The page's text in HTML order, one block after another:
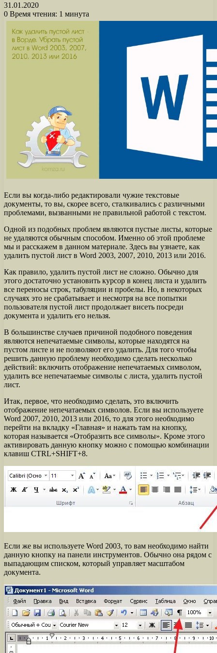
31.01.2020
0 Время чтения: 1 минута
Если вы когда-либо редактировали чужие текстовые
документы, то вы, скорее всего, сталкивались с различными
проблемами, вызванными не правильной работой с текстом.
Одной из подобных проблем являются пустые листы, которые
не удаляются обычным способом. Именно об этой проблеме
мы и расскажем в данном материале. Здесь вы узнаете, как
удалить пустой лист в Word 2003, 2007, 2010, 2013 или 2016.
Как правило, удалить пустой лист не сложно. Обычно для
этого достаточно установить курсор в конец листа и удалить
все переносы строк, табуляции и пробелы. Но, в некоторых
случаях это не срабатывает и несмотря на все попытки
пользователя пустой лист продолжает висеть посреди
документа и удалить его нельзя.
В большинстве случаев причиной подобного поведения
являются непечатаемые символы, которые находятся на
пустом листе и не позволяют его удалить. Для того чтобы
решить данную проблему необходимо сделать несколько
действий: включить отображение непечатаемых символом,
удалить все непечатаемые символы с листа, удалить пустой
лист.
Итак, первое, что необходимо сделать, это включить
отображение непечатаемых символов. Если вы используете
Word 2007, 2010, 2013 или 2016, то для этого необходимо
перейти на вкладку «Главная» и нажать там на кнопку,
которая называется «Отобразить все символы». Кроме этого
активировать данную кнопку можно с помощью комбинации
клавиш CTRL+SHIFT+8.
Если же вы используете Word 2003, то вам необходимо найти
данную кнопку на панели инструментов. Обычно она рядом с
выпадающим списком, который управляет масштабом
документа.